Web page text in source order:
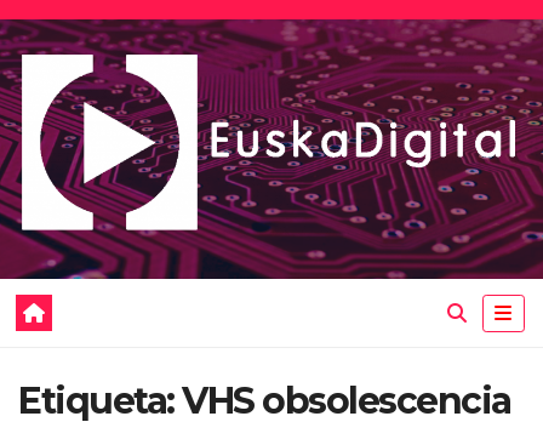
Saltar
al
contenido
Etiqueta:VHS obsolescencia